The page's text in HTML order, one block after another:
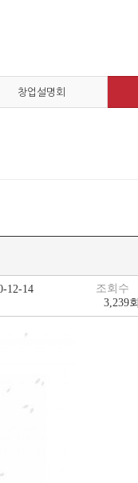
창업설명회
12-14
조회수
3,239회